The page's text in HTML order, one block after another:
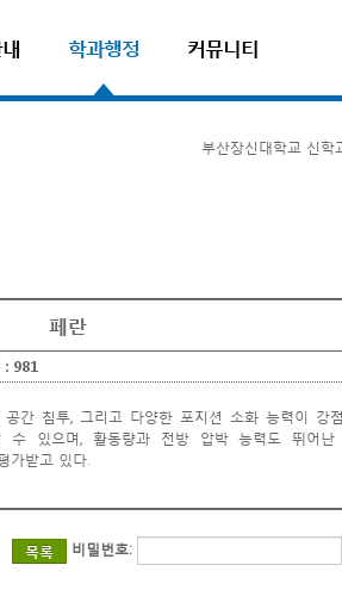
학과행정 커뮤니티
부산장신대학교 신학
페란
: 981
간 침투, 그리고 다양한 포지션 소화 능력이 강
수 있으며, 활동량과 전방 압박 능력도 뛰어
가받고 있다.
목록 비밀번호: